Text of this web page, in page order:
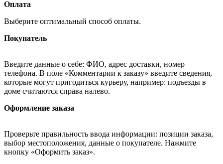
Оплата
Выберите оптимальный способ оплаты.
Покупатель
Введите данные о себе: ФИО, адрес доставки, номер
телефона. В поле «Комментарии к заказу» введите сведения,
которые могут пригодиться курьеру, например: подъезды в
доме считаются справа налево.
Оформление заказа
Проверьте правильность ввода информации: позиции заказа,
выбор местоположения, данные о покупателе. Нажмите
кнопку «Оформить заказ».